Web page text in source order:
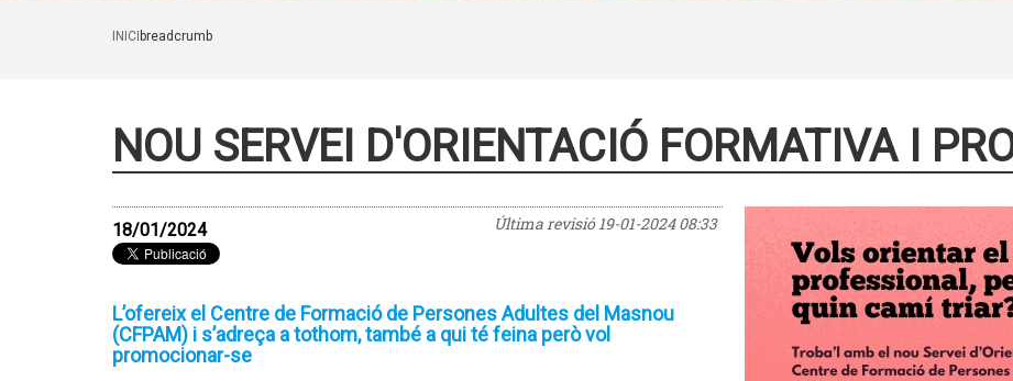
INICI breadcrumb
NOU SERVEI D'ORIENTACIÓ FORMATIVA I
Última revisió19-01-2024 08:33
18/01/2024
L’ofereix el Centre de Formació de Persones Adultes del Masnou
(CFPAM) i s’adreça a tothom, també a qui té feina però vol
promocionar-se